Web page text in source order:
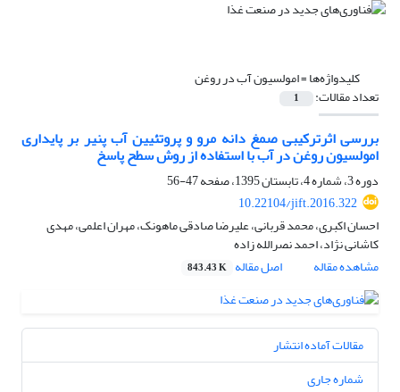
کلیدواژه‌ها =امولسیون آب در روغن
تعداد مقالات: 1
بررسی اثرترکیبی صمغ دانه مرو و پروتئیین آب پنیر بر پایداری
امولسیون روغن در آب با استفاده از روش سطح پاسخ
دوره 3، شماره 4، تابستان 1395، صفحه
47-56
10.22104/jift.2016.322
احسان اکبری، محمد قربانی، علیرضا صادقی ماهونک، مهران اعلمی، مهدی
کاشانی نژاد، احمد نصرالله زاده
مشاهده مقاله
اصل مقاله 843.43 K
مقالات آماده انتشار
شماره جاری